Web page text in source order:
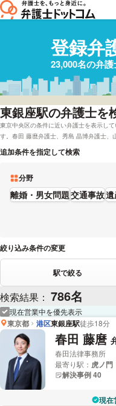
登録弁
23,000名の弁
東銀座駅の弁護士を
東京中央区の条件に近い弁護士を表示し
す。春田 藤麿弁護士、秀島 晶博弁護士
などの電話・メールの問合せ情報から、
否など、充実した専門情報で心強い弁護士
追加条件を指定して検索
分野
離婚・男女問題交通事故
絞り込み条件の変更
駅で絞る
検索結果： 786名
現在営業中を優先表示
東京都 港区東銀座駅徒歩18分
春田 藤麿
春田法律事務所
最寄り駅： 虎ノ門
解決事例 40
現在